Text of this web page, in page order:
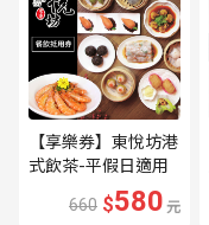
【享樂券】東悅坊港
式飲茶-平假日適用
660元餐飲抵用券(含
服務費)台南/高雄
660 $580元